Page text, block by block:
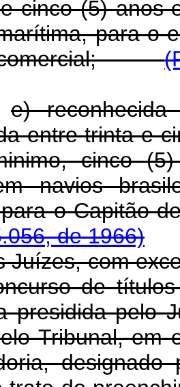
cinco (5) anos
para o
comercial;
e)
entre trinta e
cinco
navios
para o
de 1966)
Juízes, com
de
presidida pelo
Tribunal, em